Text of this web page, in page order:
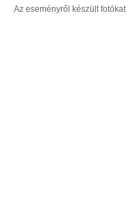
Az eseményről készült fotókat